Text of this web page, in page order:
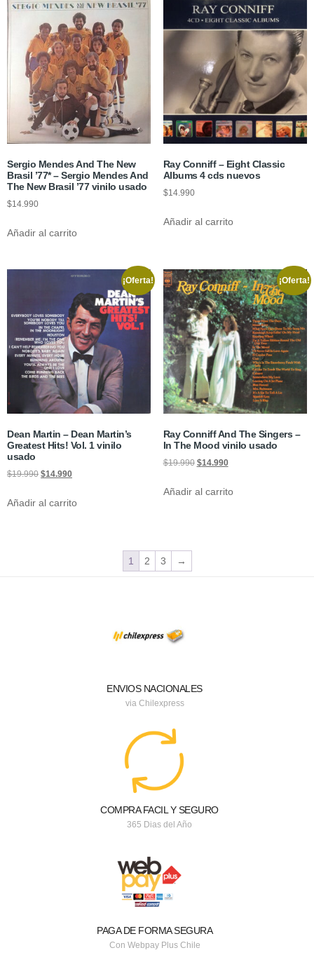
Sergio Mendes And The New
Brasil ’77* – Sergio Mendes And
The New Brasil ’77 vinilo usado
$14.990
Añadir al carrito
Ray Conniff – Eight Classic
Albums 4 cds nuevos
$14.990
Añadir al carrito
¡Oferta!
Dean Martin – Dean Martin’s
Greatest Hits! Vol. 1 vinilo
usado
$19.990 $14.990
Añadir al carrito
¡Oferta!
Ray Conniff And The Singers –
In The Mood vinilo usado
$19.990 $14.990
Añadir al carrito
1 2 3 →
ENVIOS NACIONALES
via Chilexpress
COMPRA FACIL Y SEGURO
365 Dias del Año
PAGA DE FORMA SEGURA
Con Webpay Plus Chile